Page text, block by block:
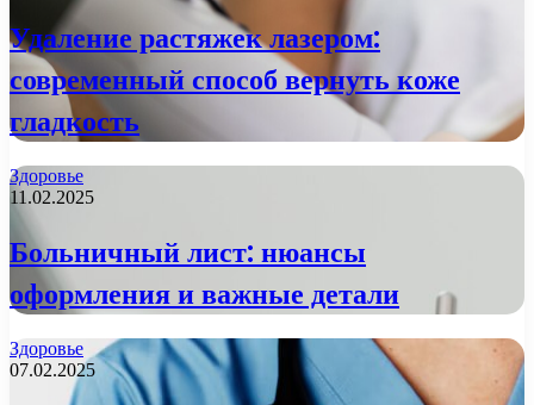
Удаление растяжек лазером:
современный способ вернуть коже
гладкость
Здоровье
11.02.2025
Больничный лист: нюансы
оформления и важные детали
Здоровье
07.02.2025